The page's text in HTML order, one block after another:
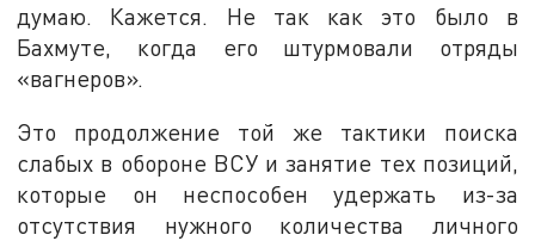
думаю. Кажется. Не так как это было в
Бахмуте, когда его штурмовали отряды
«вагнеров».
Это продолжение той же тактики поиска
слабых в обороне ВСУ и занятие тех позиций,
которые он неспособен удержать из-за
отсутствия нужного количества личного